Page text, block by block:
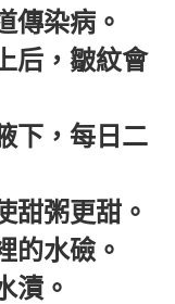
傳染病。
后，皺紋會
下，每日二
甜粥更甜。
的水礆。
漬。